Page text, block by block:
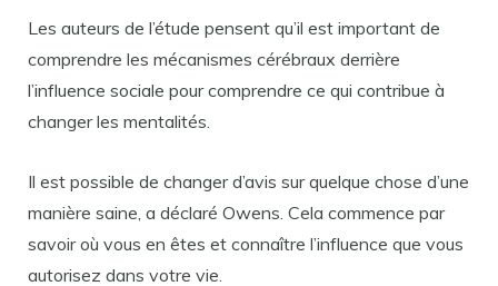
Les auteurs de l’étude pensent qu’il est important de
comprendre les mécanismes cérébraux derrière
l’influence sociale pour comprendre ce qui contribue à
changer les mentalités.
Il est possible de changer d’avis sur quelque chose d’une
manière saine, a déclaré Owens. Cela commence par
savoir où vous en êtes et connaître l’influence que vous
autorisez dans votre vie.